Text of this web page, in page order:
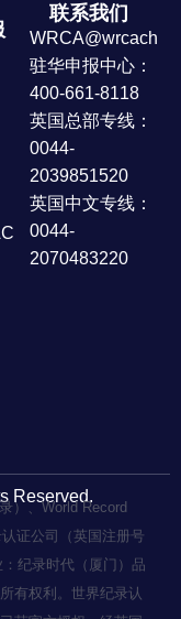
联系我们
驻华申报中心：
400-661-8118
英国总部专线：
0044-
2039851520
英国中文专线：
0044-
2070483220
Reserved.
）、World Record
证公司（英国注册号
纪录时代（厦门）品
有权利。世界纪录认